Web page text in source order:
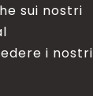
sui nostri
i nostri